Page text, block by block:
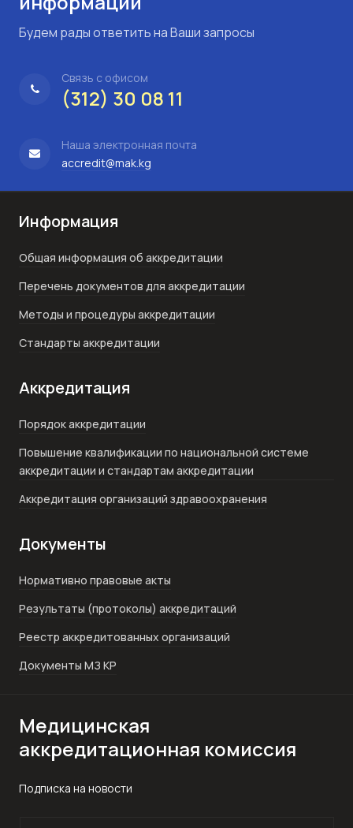
Будем рады ответить на Ваши запросы
Связь с офисом
(312) 30 08 11
Наша электронная почта
accredit@mak.kg
Информация
Общая информация об аккредитации
Перечень документов для аккредитации
Методы и процедуры аккредитации
Стандарты аккредитации
Аккредитация
Порядок аккредитации
Повышение квалификации по национальной системе
аккредитации и стандартам аккредитации
Аккредитация организаций здравоохранения
Документы
Нормативно правовые акты
Результаты (протоколы) аккредитаций
Реестр аккредитованных организаций
Документы МЗ КР
Медицинская
аккредитационная комиссия
Подписка на новости